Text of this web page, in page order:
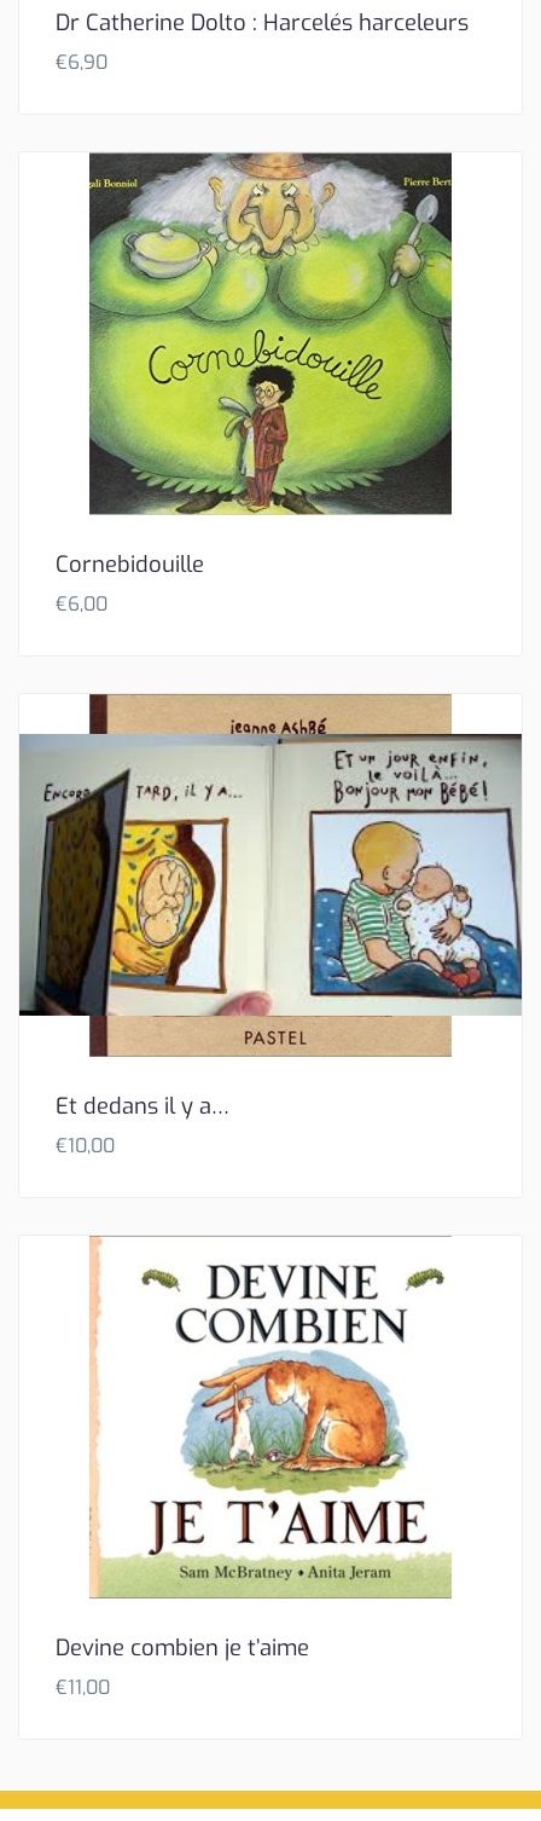
Dr Catherine Dolto : Harcelés harceleurs
€6,90
Cornebidouille
€6,00
Et dedans il y a…
€10,00
Devine combien je t’aime
€11,00